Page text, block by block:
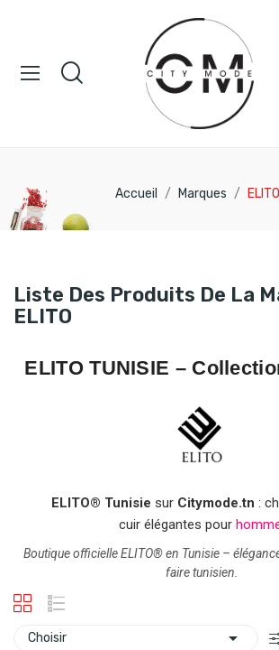
Accueil Marques ELITO
Liste Des Produits De La
ELITO
ELITO TUNISIE –
ELITO® Tunisie sur Citymode.tn :
cuir élégantes pour
Boutique officielle ELITO® en Tunisie –
faire tunisien.
Choisir 